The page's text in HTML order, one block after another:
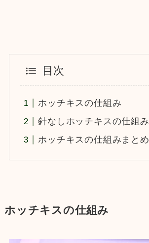
目次
ホッチキスの仕組み
針なしホッチキスの仕組み
ホッチキスの仕組みまとめ
ホッチキスの仕組み